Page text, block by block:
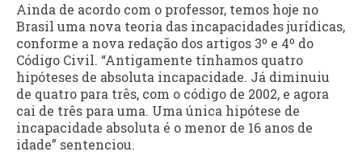
Ainda de acordo com o professor, temos hoje no
Brasil uma nova teoria das incapacidades jurídicas,
conforme a nova redação dos artigos 3º e 4º do
Código Civil. “Antigamente tínhamos quatro
hipóteses de absoluta incapacidade. Já diminuiu
de quatro para três, com o código de 2002, e agora
cai de três para uma. Uma única hipótese de
incapacidade absoluta é o menor de 16 anos de
idade” sentenciou.